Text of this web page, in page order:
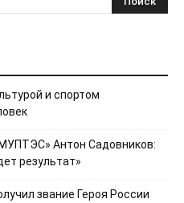
и спортом
Антон Садовников:
результат»
звание Героя России